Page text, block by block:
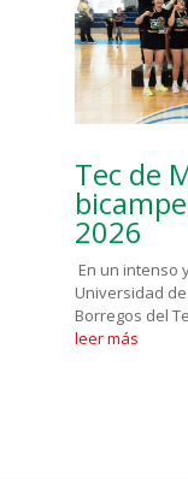
Tec de
2026
En un intenso
Universidad
Borregos del
leer más